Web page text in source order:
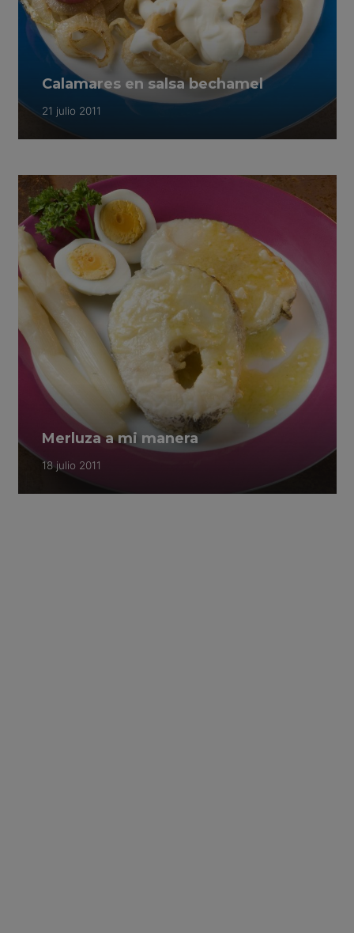
Calamares en salsa bechamel
21 julio 2011
Merluza a mi manera
18 julio 2011